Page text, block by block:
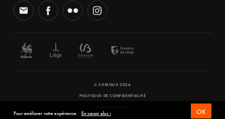
© CHIROUX 2026
POLITIQUE DE CONFIDENTIALITÉ
Pour améliorer votre expérience. En savoir plus › OK